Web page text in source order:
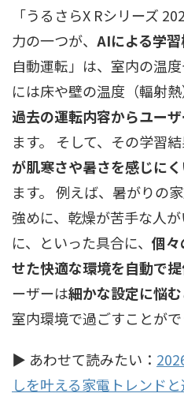
「うるさらX Rシリーズ
力の一つが、 AIによる学
自動運転」は、室内の温
には床や壁の温度（輻射
過去の運転内容からユー
ます。 そして、その学習結
が肌寒さや暑さを感じに
ます。 例えば、暑がりの
強めに、乾燥が苦手な人
に、といった具合に、 個
せた快適な環境を自動で
ーザーは細かな設定に悩む
室内環境で過ごすことがで
▶ あわせて読みたい：
しを叶える家電トレンド